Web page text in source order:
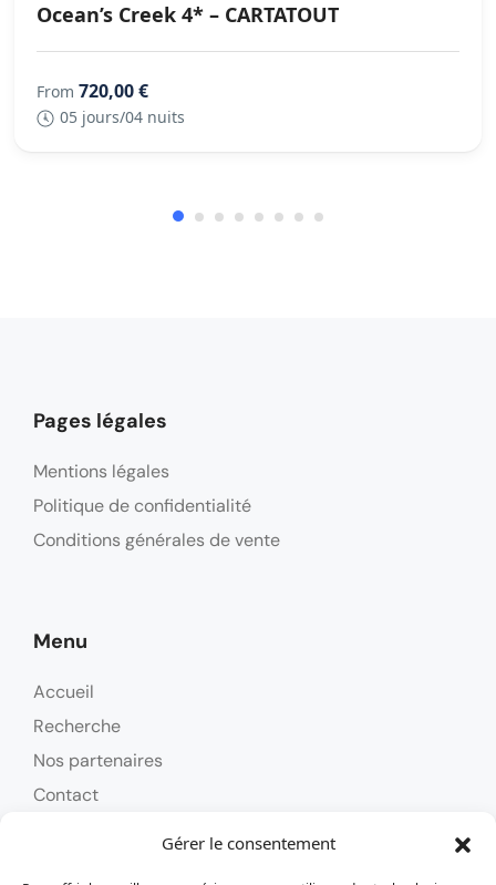
Gérer le consentement
Ocean’s Creek 4* – CARTATOUT
From 720,00 €
05 jours/04 nuits
Pages légales
Mentions légales
Politique de confidentialité
Conditions générales de vente
Menu
Accueil
Recherche
Nos partenaires
Contact